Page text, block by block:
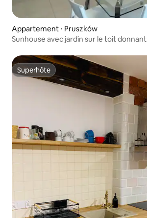
Appartement ⋅ Pruszków
Sunhouse avec jardin sur le toit
Superhôte
Superhôte